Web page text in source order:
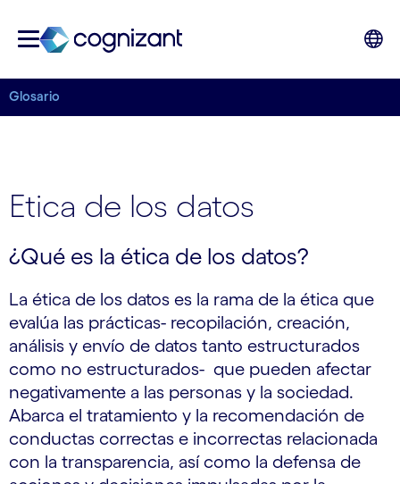
Glosario
Etica de los datos
¿Qué es la ética de los datos?
La ética de los datos es la rama de la ética que
evalúa las prácticas- recopilación, creación,
análisis y envío de datos tanto estructurados
como no estructurados- que pueden afectar
negativamente a las personas y la sociedad.
Abarca el tratamiento y la recomendación de
conductas correctas e incorrectas relacionada
con la transparencia, así como la defensa de